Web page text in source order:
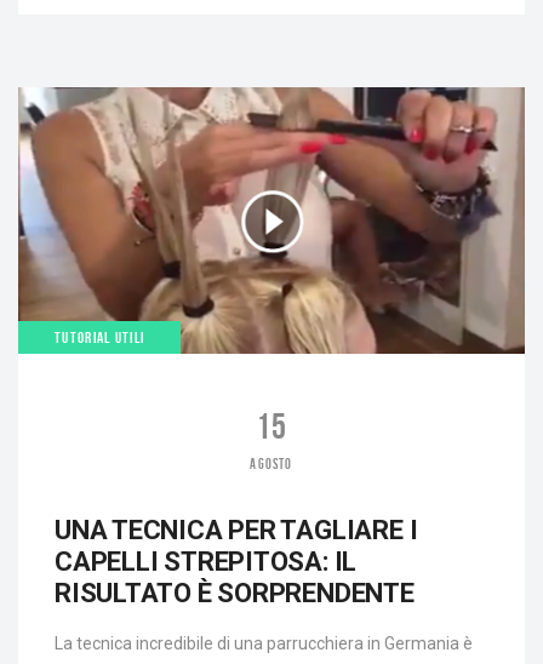
TUTORIAL UTILI
15
AGOSTO
UNA TECNICA PER TAGLIARE I
CAPELLI STREPITOSA: IL
RISULTATO È SORPRENDENTE
La tecnica incredibile di una parrucchiera in Germania è